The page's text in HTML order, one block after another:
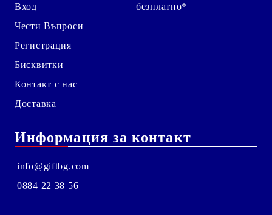
Вход
Чести Въпроси
Регистрация
Бисквитки
Контакт с нас
Доставка
безплатно*
Информация за контакт
info@giftbg.com
0884 22 38 56